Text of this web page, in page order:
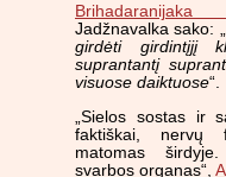
Brihadaranijaka
Jadžnavalka sako: „
girdėti girdintįjį
suprantantį
visuose daiktuose“.
„Sielos sostas ir
faktiškai, nervų
matomas
svarbos organas“,